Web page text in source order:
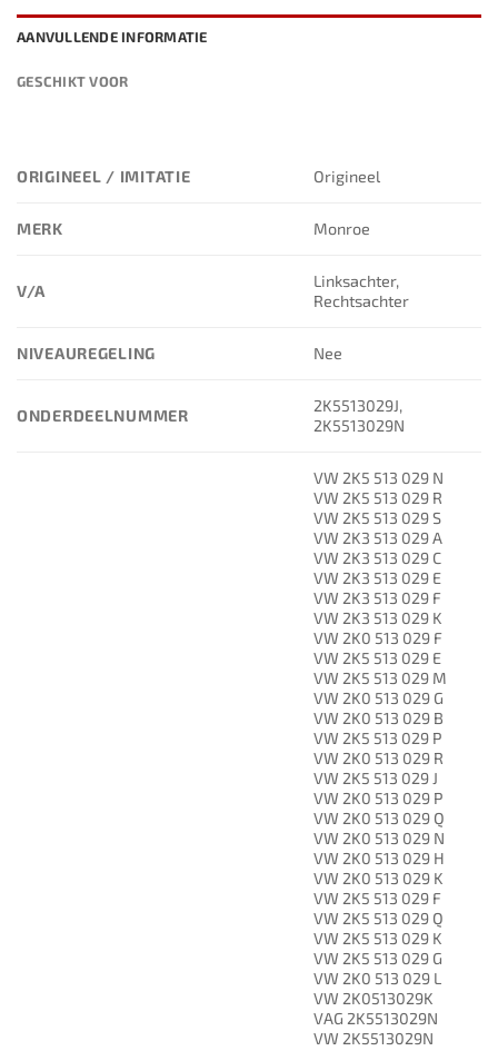
AANVULLENDE INFORMATIE
GESCHIKT VOOR
ORIGINEEL / IMITATIE Origineel
MERK Monroe
V/A
Linksachter,
Rechtsachter
NIVEAUREGELING Nee
ONDERDEELNUMMER
2K5513029J,
2K5513029N
VW 2K5 513 029 N
VW 2K5 513 029 R
VW 2K5 513 029 S
VW 2K3 513 029 A
VW 2K3 513 029 C
VW 2K3 513 029 E
VW 2K3 513 029 F
VW 2K3 513 029 K
VW 2K0 513 029 F
VW 2K5 513 029 E
VW 2K5 513 029 M
VW 2K0 513 029 G
VW 2K0 513 029 B
VW 2K5 513 029 P
VW 2K0 513 029 R
VW 2K5 513 029 J
VW 2K0 513 029 P
VW 2K0 513 029 Q
VW 2K0 513 029 N
VW 2K0 513 029 H
VW 2K0 513 029 K
VW 2K5 513 029 F
VW 2K5 513 029 Q
VW 2K5 513 029 K
VW 2K5 513 029 G
VW 2K0 513 029 L
VW 2K0513029K
VAG 2K5513029N
VW 2K5513029N